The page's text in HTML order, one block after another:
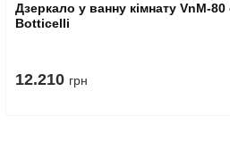
Дзеркало у ванну кімнату VnM-
Botticelli
12.210 грн